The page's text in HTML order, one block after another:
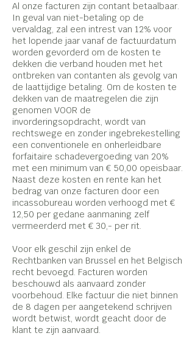
Al onze facturen zijn contant betaalbaar.
In geval van niet-betaling op de
vervaldag, zal een intrest van 12% voor
het lopende jaar vanaf de factuurdatum
worden gevorderd om de kosten te
dekken die verband houden met het
ontbreken van contanten als gevolg van
de laattijdige betaling. Om de kosten te
dekken van de maatregelen die zijn
genomen VOOR de
invorderingsopdracht, wordt van
rechtswege en zonder ingebrekestelling
een conventionele en onherleidbare
forfaitaire schadevergoeding van 20%
met een minimum van € 50,00 opeisbaar.
Naast deze kosten en rente kan het
bedrag van onze facturen door een
incassobureau worden verhoogd met €
12,50 per gedane aanmaning zelf
vermeerderd met € 30,- per rit.
Voor elk geschil zijn enkel de
Rechtbanken van Brussel en het Belgisch
recht bevoegd. Facturen worden
beschouwd als aanvaard zonder
voorbehoud. Elke factuur die niet binnen
de 8 dagen per aangetekend schrijven
wordt betwist, wordt geacht door de
klant te zijn aanvaard.